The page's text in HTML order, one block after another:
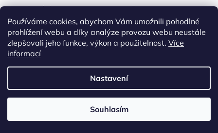
Používáme cookies, abychom Vám umožnili pohodlné
prohlížení webu a díky analýze provozu webu neustále
zlepšovali jeho funkce, výkon a použitelnost. Více
informací
Nastavení
Souhlasím
România България
Hrvatska Slovenija